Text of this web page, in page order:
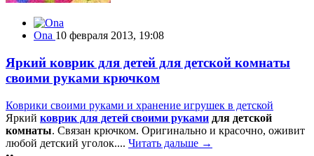
Ona 10 февраля 2013, 19:08
Яркий коврик для детей для детской комнаты
своими руками крючком
Коврики своими руками и хранение игрушек в детской
Яркий коврик для детей своими руками для детской
комнаты. Связан крючком. Оригинально и красочно, оживит
любой детский уголок.... Читать дальше →